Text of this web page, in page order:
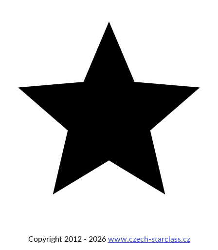
Copyright 2012 - 2026 www.czech-starclass.cz